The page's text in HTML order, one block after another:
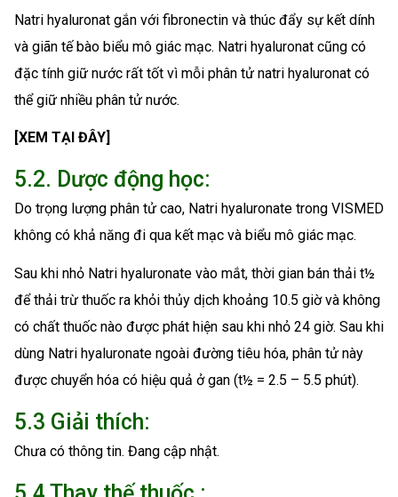
Natri hyaluronat gắn với fibronectin và thúc đẩy sự kết dính
và giãn tế bào biểu mô giác mạc. Natri hyaluronat cũng có
đặc tính giữ nước rất tốt vì mỗi phân tử natri hyaluronat có
thể giữ nhiều phân tử nước.
[XEM TẠI ĐÂY]
5.2. Dược động học:
Do trọng lượng phân tử cao, Natri hyaluronate trong VISMED
không có khả năng đi qua kết mạc và biểu mô giác mạc.
Sau khi nhỏ Natri hyaluronate vào mắt, thời gian bán thải t½
để thải trừ thuốc ra khỏi thủy dịch khoảng 10.5 giờ và không
có chất thuốc nào được phát hiện sau khi nhỏ 24 giờ. Sau khi
dùng Natri hyaluronate ngoài đường tiêu hóa, phân tử này
được chuyển hóa có hiệu quả ở gan (t½ = 2.5 – 5.5 phút).
5.3 Giải thích:
Chưa có thông tin. Đang cập nhật.